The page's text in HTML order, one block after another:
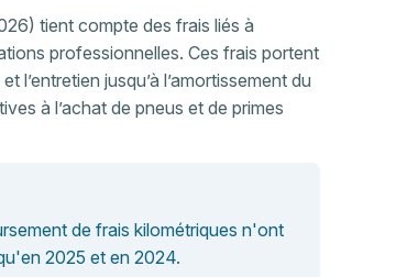
tient compte des frais liés à
professionnelles. Ces frais portent
l’entretien jusqu’à l’amortissement du
à l’achat de pneus et de primes
de frais kilométriques n'ont
2025 et en 2024.